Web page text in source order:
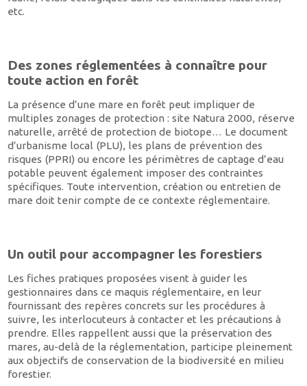
etc.
Des zones réglementées à connaître pour
toute action en forêt
La présence d’une mare en forêt peut impliquer de
multiples zonages de protection : site Natura 2000, réserve
naturelle, arrêté de protection de biotope… Le document
d’urbanisme local (PLU), les plans de prévention des
risques (PPRI) ou encore les périmètres de captage d’eau
potable peuvent également imposer des contraintes
spécifiques. Toute intervention, création ou entretien de
mare doit tenir compte de ce contexte réglementaire.
Un outil pour accompagner les forestiers
Les fiches pratiques proposées visent à guider les
gestionnaires dans ce maquis réglementaire, en leur
fournissant des repères concrets sur les procédures à
suivre, les interlocuteurs à contacter et les précautions à
prendre. Elles rappellent aussi que la préservation des
mares, au-delà de la réglementation, participe pleinement
aux objectifs de conservation de la biodiversité en milieu
forestier.